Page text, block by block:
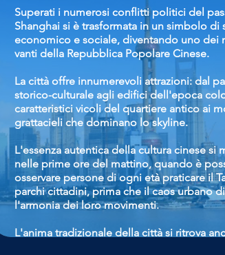
Superati i numerosi conflitti politici del
Shanghai si è trasformata in un simbolo di
economico e sociale, diventando uno dei
vanti della Repubblica Popolare Cinese.
La città offre innumerevoli attrazioni: dal
storico-culturale agli edifici dell'epoca
caratteristici vicoli del quartiere antico ai
grattacieli che dominano lo skyline.
L'essenza autentica della cultura cinese si
nelle prime ore del mattino, quando è
osservare persone di ogni età praticare il
parchi cittadini, prima che il caos urbano
l'armonia dei loro movimenti.
L'anima tradizionale della città si ritrova